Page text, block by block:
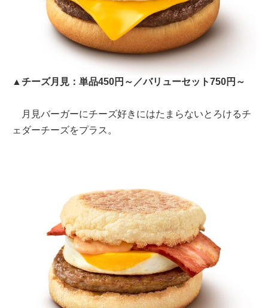
▲チーズ月見：単品450円～／バリューセット750円～
月見バーガーにチーズ好きにはたまらないとろけるチ
ェダーチーズをプラス。